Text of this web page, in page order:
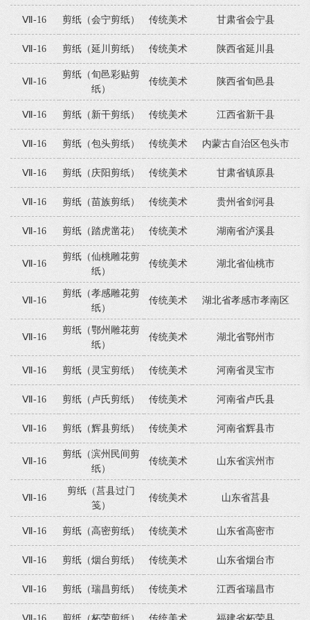
Ⅶ-16 剪纸（会宁剪纸） 传统美术 甘肃省会宁县
Ⅶ-16 剪纸（延川剪纸） 传统美术 陕西省延川县
Ⅶ-16
剪纸（旬邑彩贴剪
纸）
传统美术 陕西省旬邑县
Ⅶ-16 剪纸（新干剪纸） 传统美术 江西省新干县
Ⅶ-16 剪纸（包头剪纸） 传统美术 内蒙古自治区包头市
Ⅶ-16 剪纸（庆阳剪纸） 传统美术 甘肃省镇原县
Ⅶ-16 剪纸（苗族剪纸） 传统美术 贵州省剑河县
Ⅶ-16 剪纸（踏虎凿花） 传统美术 湖南省泸溪县
Ⅶ-16
剪纸（仙桃雕花剪
纸）
传统美术 湖北省仙桃市
Ⅶ-16
剪纸（孝感雕花剪
纸）
传统美术 湖北省孝感市孝南区
Ⅶ-16
剪纸（鄂州雕花剪
纸）
传统美术 湖北省鄂州市
Ⅶ-16 剪纸（灵宝剪纸） 传统美术 河南省灵宝市
Ⅶ-16 剪纸（卢氏剪纸） 传统美术 河南省卢氏县
Ⅶ-16 剪纸（辉县剪纸） 传统美术 河南省辉县市
Ⅶ-16
剪纸（滨州民间剪
纸）
传统美术 山东省滨州市
Ⅶ-16
剪纸（莒县过门
笺）
传统美术 山东省莒县
Ⅶ-16 剪纸（高密剪纸） 传统美术 山东省高密市
Ⅶ-16 剪纸（烟台剪纸） 传统美术 山东省烟台市
Ⅶ-16 剪纸（瑞昌剪纸） 传统美术 江西省瑞昌市